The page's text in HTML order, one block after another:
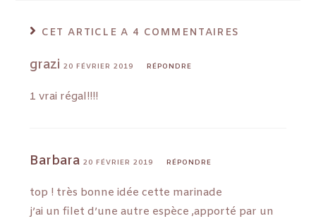
CET ARTICLE A 4 COMMENTAIRES
grazi20 FÉVRIER 2019 RÉPONDRE
1 vrai régal!!!!
Barbara 20 FÉVRIER 2019 RÉPONDRE
top ! très bonne idée cette marinade
j’ai un filet d’une autre espèce ,apporté par un